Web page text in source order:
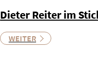
Dieter Reiter im
WEITER